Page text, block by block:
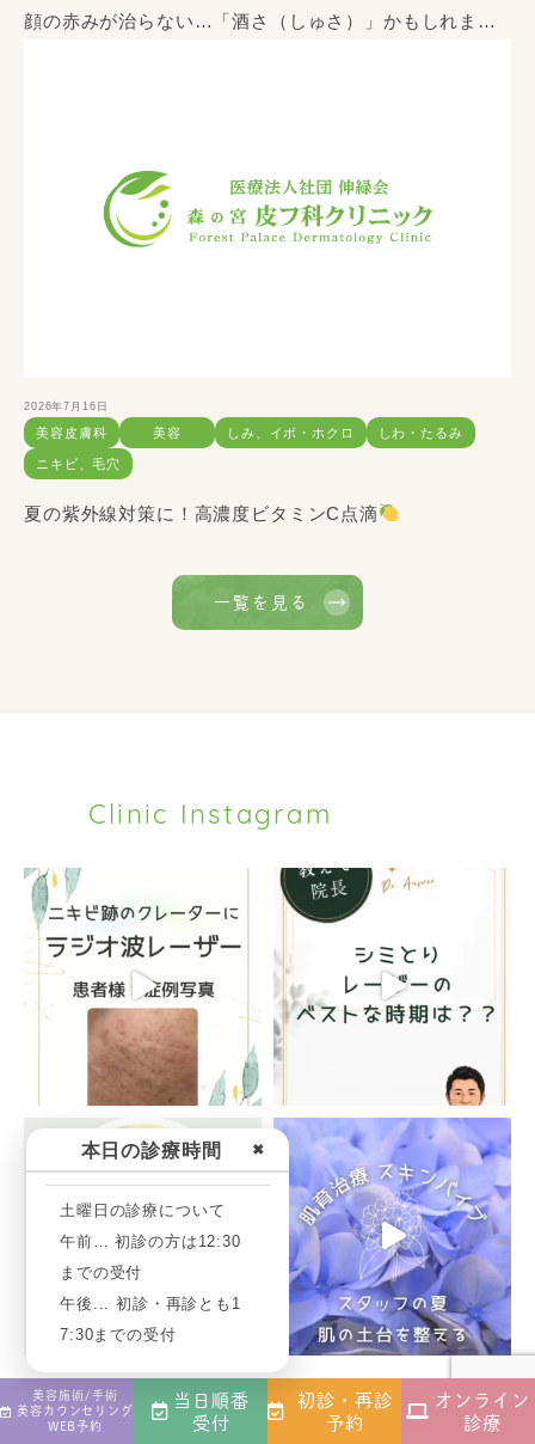
美容施術/手術
美容カウンセリング
WEB予約
当日順番
受付
初診・再診
予約
オンライン
診療
顔の赤みが治らない…「酒さ（しゅさ）」かもしれません
2026年7月16日
美容皮膚科 美容 しみ、イボ・ホクロ しわ・たるみ
ニキビ、毛穴
夏の紫外線対策に！高濃度ビタミンC点滴
一覧を見る
Clinic Instagram
Art Make Instagram
本日の診療時間 ✖
土曜日の診療について
午前… 初診の方は12:30
までの受付
午後... 初診・再診とも1
7:30までの受付